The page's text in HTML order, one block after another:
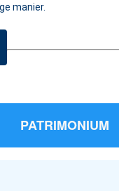
manier.
PATRIMONIUM